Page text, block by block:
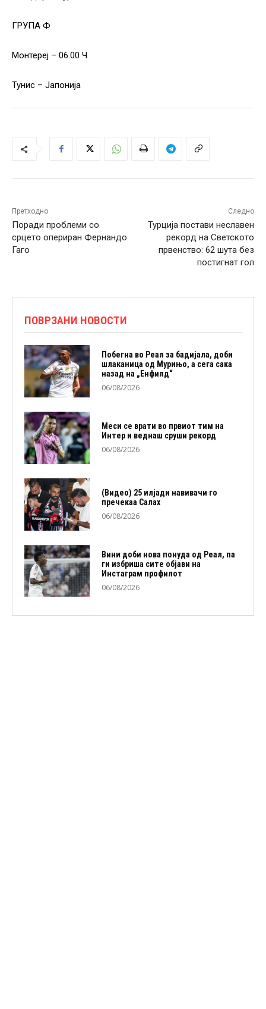
ГРУПА Ф
Монтереј – 06.00 Ч
Тунис – Јапонија
Претходно
Поради проблеми со
срцето опериран Фернандо
Гаго
Следно
Турција постави неславен
рекорд на Светското
првенство: 62 шута без
постигнат гол
ПОВРЗАНИ НОВОСТИ
Побегна во Реал за бадијала, доби
шлаканица од Мурињо, а сега сака
назад на „Енфилд“
06/08/2026
Меси се врати во првиот тим на
Интер и веднаш сруши рекорд
06/08/2026
(Видео) 25 илјади навивачи го
пречекаа Салах
06/08/2026
Вини доби нова понуда од Реал, па
ги избриша сите објави на
Инстаграм профилот
06/08/2026